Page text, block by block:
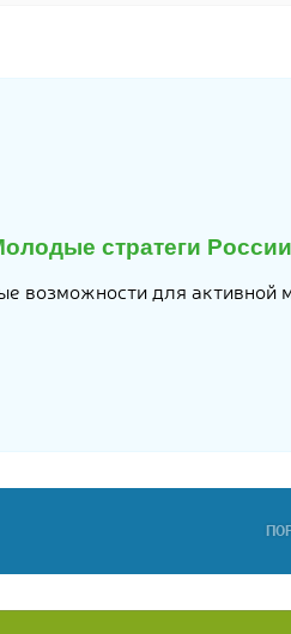
стратеги
возможности для активной